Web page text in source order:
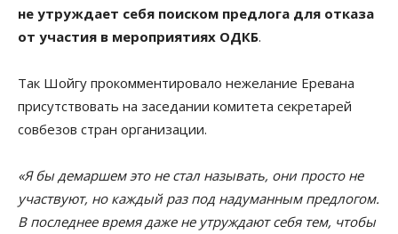
не утруждает себя поиском предлога для отказа
от участия в мероприятиях ОДКБ.
Так Шойгу прокомментировало нежелание Еревана
присутствовать на заседании комитета секретарей
совбезов стран организации.
«Я бы демаршем это не стал называть, они просто не
участвуют, но каждый раз под надуманным предлогом.
В последнее время даже не утруждают себя тем, чтобы